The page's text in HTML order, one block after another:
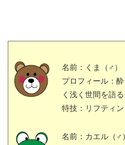
名前：くま（♂）
プロフィール：
く浅く世間を語る
特技：リフティン
名前：カエル（♂